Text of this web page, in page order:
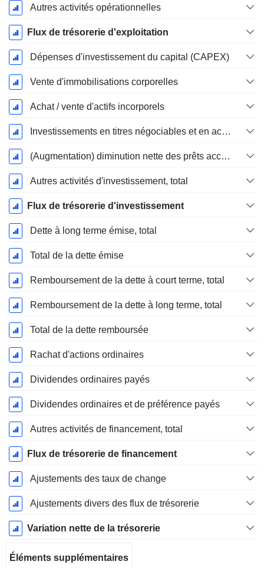
Autres activités opérationnelles
Flux de trésorerie d'exploitation
Dépenses d'investissement du capital (CAPEX)
Vente d'immobilisations corporelles
Achat / vente d'actifs incorporels
Investissements en titres négociables et en actions, total
(Augmentation) diminution nette des prêts accordés / vendus - Investissements
Autres activités d'investissement, total
Flux de trésorerie d'investissement
Dette à long terme émise, total
Total de la dette émise
Remboursement de la dette à court terme, total
Remboursement de la dette à long terme, total
Total de la dette remboursée
Rachat d'actions ordinaires
Dividendes ordinaires payés
Dividendes ordinaires et de préférence payés
Autres activités de financement, total
Flux de trésorerie de financement
Ajustements des taux de change
Ajustements divers des flux de trésorerie
Variation nette de la trésorerie
Éléments supplémentaires